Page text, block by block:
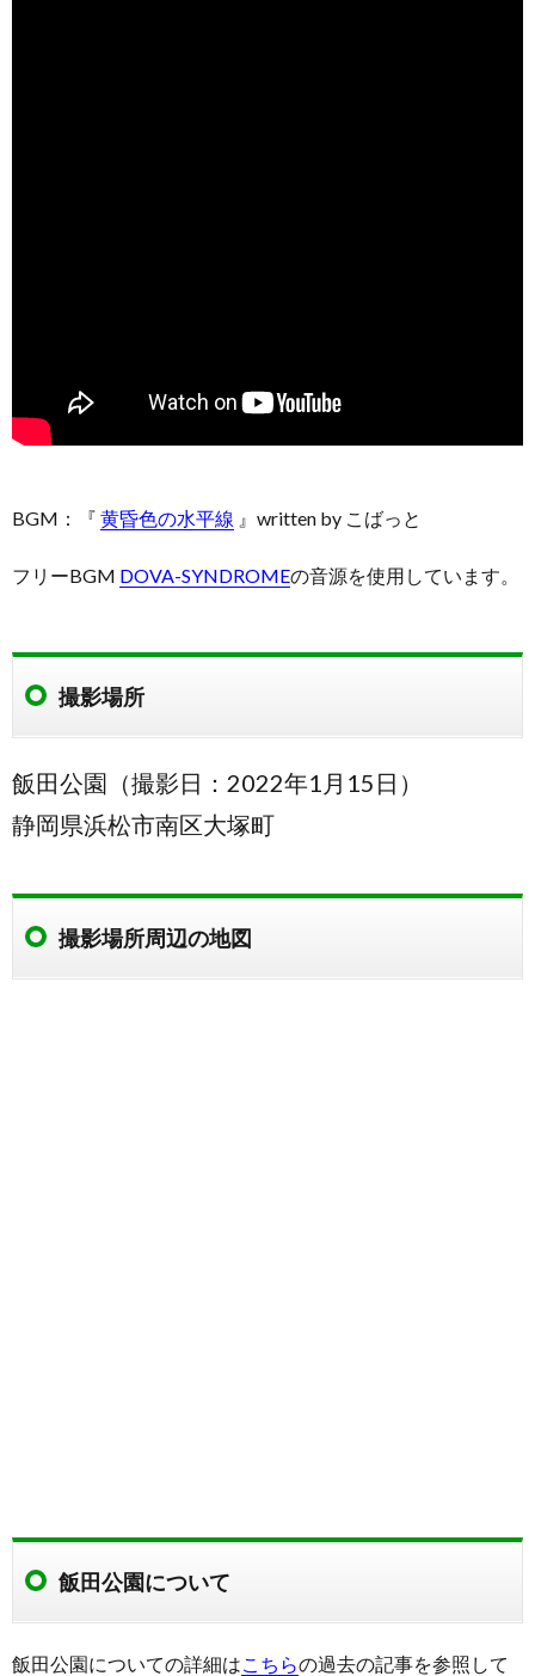
BGM：『 黄昏色の水平線 』written by こばっと
フリーBGM DOVA-SYNDROMEの音源を使用しています。
撮影場所
飯田公園（撮影日：2022年1月15日）
静岡県浜松市南区大塚町
撮影場所周辺の地図
飯田公園について
飯田公園についての詳細は こちらの過去の記事を参照して